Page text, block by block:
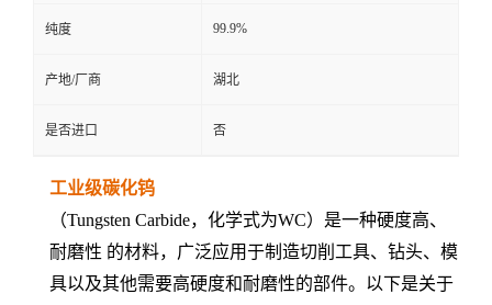
纯度 99.9%
产地/厂商 湖北
是否进口 否
工业级碳化钨
（Tungsten Carbide，化学式为WC）是一种硬度高、
耐磨性 的材料，广泛应用于制造切削工具、钻头、模
具以及其他需要高硬度和耐磨性的部件。以下是关于